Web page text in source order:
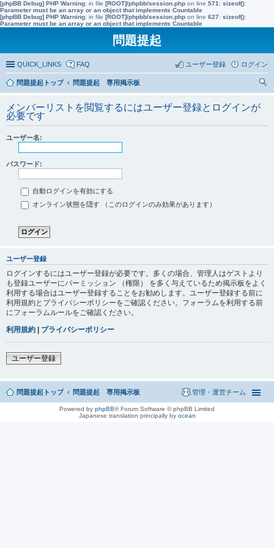
[phpBB Debug] PHP Warning: in file [ROOT]/phpbb/session.php on line 571 : sizeof():
Parameter must be an array or an object that implements Countable
[phpBB Debug] PHP Warning: in file [ROOT]/phpbb/session.php on line 627: sizeof():
Parameter must be an array or an object that implements Countable
問題提起
QUICK_LINKS FAQ ログイン
ユーザー登録
問題提起トップ
問題提起 専用掲示板
メンバーリストを閲覧するにはユーザー登録とログインが
必要です
ユーザー名:
パスワード:
自動ログインを有効にする
オンライン状態を隠す （このログインのみ効果があります）
ユーザー登録
ログインするにはユーザー登録が必要です。多くの場合、管理人はゲストより
も登録ユーザーにパーミッション （権限） を多く与えているため掲示板をよく
利用する場合はユーザー登録することをお勧めします。ユーザー登録する前に
利用規約とプライバシーポリシーをご確認ください。フォーラムを利用する前
にフォーラムルールをご確認ください。
利用規約 | プライバシーポリシー
ユーザー登録
問題提起トップ 問題提起 専用掲示板 管理・運営チーム
Powered by phpBB® Forum Software © phpBB Limited
Japanese translation principally by ocean